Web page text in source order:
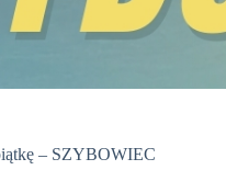
– SZYBOWIEC